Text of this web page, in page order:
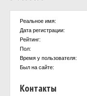
Реальное имя:
Дата регистрации:
Рейтинг:
Пол:
Время у пользователя:
Был на сайте:
Контакты